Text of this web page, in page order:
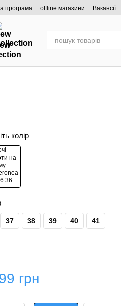
програма offline магазини
Вакансії
колір
37 38 39 40 41
грн